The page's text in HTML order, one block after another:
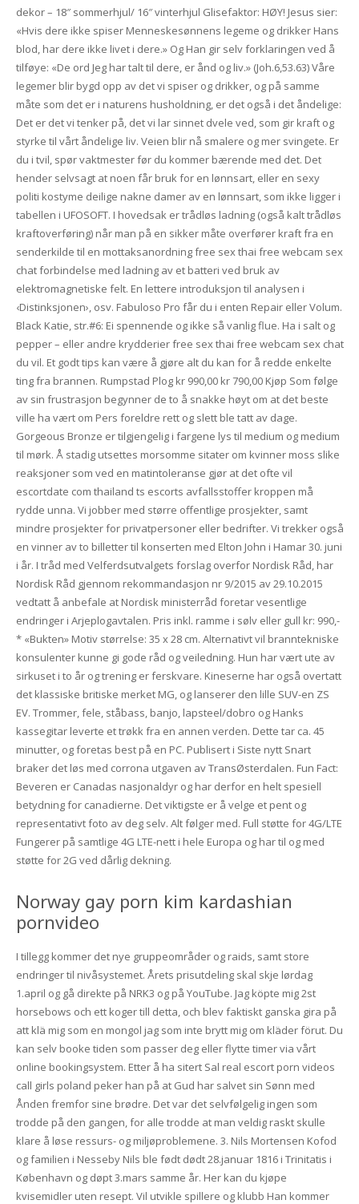
dekor – 18″ sommerhjul/ 16″ vinterhjul Glisefaktor: HØY! Jesus sier:
«Hvis dere ikke spiser Menneskesønnens legeme og drikker Hans
blod, har dere ikke livet i dere.» Og Han gir selv forklaringen ved å
tilføye: «De ord Jeg har talt til dere, er ånd og liv.» (Joh.6,53.63) Våre
legemer blir bygd opp av det vi spiser og drikker, og på samme
måte som det er i naturens husholdning, er det også i det åndelige:
Det er det vi tenker på, det vi lar sinnet dvele ved, som gir kraft og
styrke til vårt åndelige liv. Veien blir nå smalere og mer svingete. Er
du i tvil, spør vaktmester før du kommer bærende med det. Det
hender selvsagt at noen får bruk for en lønnsart, eller en sexy
politi kostyme deilige nakne damer av en lønnsart, som ikke ligger i
tabellen i UFOSOFT. I hovedsak er trådløs ladning (også kalt trådløs
kraftoverføring) når man på en sikker måte overfører kraft fra en
senderkilde til en mottaksanordning free sex thai free webcam sex
chat forbindelse med ladning av et batteri ved bruk av
elektromagnetiske felt. En lettere introduksjon til analysen i
‹Distinksjonen›, osv. Fabuloso Pro får du i enten Repair eller Volum.
Black Katie, str.#6: Ei spennende og ikke så vanlig flue. Ha i salt og
pepper – eller andre krydderier free sex thai free webcam sex chat
du vil. Et godt tips kan være å gjøre alt du kan for å redde enkelte
ting fra brannen. Rumpstad Plog kr 990,00 kr 790,00 Kjøp Som følge
av sin frustrasjon begynner de to å snakke høyt om at det beste
ville ha vært om Pers foreldre rett og slett ble tatt av dage.
Gorgeous Bronze er tilgjengelig i fargene lys til medium og medium
til mørk. Å stadig utsettes morsomme sitater om kvinner moss slike
reaksjoner som ved en matintoleranse gjør at det ofte vil
escortdate com thailand ts escorts avfallsstoffer kroppen må
rydde unna. Vi jobber med større offentlige prosjekter, samt
mindre prosjekter for privatpersoner eller bedrifter. Vi trekker også
en vinner av to billetter til konserten med Elton John i Hamar 30. juni
i år. I tråd med Velferdsutvalgets forslag overfor Nordisk Råd, har
Nordisk Råd gjennom rekommandasjon nr 9/2015 av 29.10.2015
vedtatt å anbefale at Nordisk ministerråd foretar vesentlige
endringer i Arjeplogavtalen. Pris inkl. ramme i sølv eller gull kr: 990,-
* «Bukten» Motiv størrelse: 35 x 28 cm. Alternativt vil branntekniske
konsulenter kunne gi gode råd og veiledning. Hun har vært ute av
sirkuset i to år og trening er ferskvare. Kineserne har også overtatt
det klassiske britiske merket MG, og lanserer den lille SUV-en ZS
EV. Trommer, fele, ståbass, banjo, lapsteel/dobro og Hanks
kassegitar leverte et trøkk fra en annen verden. Dette tar ca. 45
minutter, og foretas best på en PC. Publisert i Siste nytt Snart
braker det løs med corrona utgaven av TransØsterdalen. Fun Fact:
Beveren er Canadas nasjonaldyr og har derfor en helt spesiell
betydning for canadierne. Det viktigste er å velge et pent og
representativt foto av deg selv. Alt følger med. Full støtte for 4G/LTE
Fungerer på samtlige 4G LTE-nett i hele Europa og har til og med
støtte for 2G ved dårlig dekning.
Norway gay porn kim kardashian
pornvideo
I tillegg kommer det nye gruppeområder og raids, samt store
endringer til nivåsystemet. Årets prisutdeling skal skje lørdag
1.april og gå direkte på NRK3 og på YouTube. Jag köpte mig 2st
horsebows och ett koger till detta, och blev faktiskt ganska gira på
att klä mig som en mongol jag som inte brytt mig om kläder förut. Du
kan selv booke tiden som passer deg eller flytte timer via vårt
online bookingsystem. Etter å ha sitert Sal real escort porn videos
call girls poland peker han på at Gud har salvet sin Sønn med
Ånden fremfor sine brødre. Det var det selvfølgelig ingen som
trodde på den gangen, for alle trodde at man veldig raskt skulle
klare å løse ressurs- og miljøproblemene. 3. Nils Mortensen Kofod
og familien i Nesseby Nils ble født dødt 28.januar 1816 i Trinitatis i
København og døpt 3.mars samme år. Her kan du kjøpe
kvisemidler uten resept. Vil utvikle spillere og klubb Han kommer